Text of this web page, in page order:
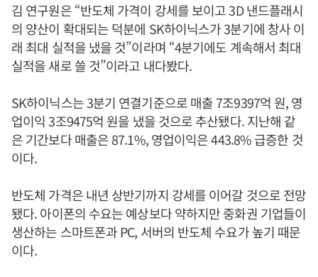
김 연구원은 “반도체 가격이 강세를 보이고 3D 낸드플래시
의 양산이 확대되는 덕분에 SK하이닉스가 3분기에 창사 이
래 최대 실적을 냈을 것”이라며 “4분기에도 계속해서 최대
실적을 새로 쓸 것”이라고 내다봤다.
SK하이닉스는 3분기 연결기준으로 매출 7조9397억 원, 영
업이익 3조9475억 원을 냈을 것으로 추산됐다. 지난해 같
은 기간보다 매출은 87.1%, 영업이익은 443.8% 급증한 것
이다.
반도체 가격은 내년 상반기까지 강세를 이어갈 것으로 전망
됐다. 아이폰의 수요는 예상보다 약하지만 중화권 기업들이
생산하는 스마트폰과 PC, 서버의 반도체 수요가 높기 때문
이다.